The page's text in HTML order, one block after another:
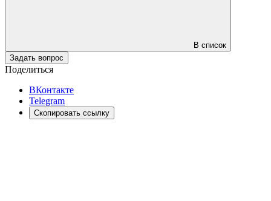
В список
Задать вопрос
Поделиться
ВКонтакте
Telegram
Скопировать ссылку